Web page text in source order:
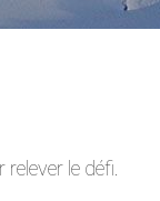
le défi.